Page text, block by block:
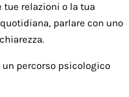
relazioni o la tua
parlare con uno
percorso psicologico